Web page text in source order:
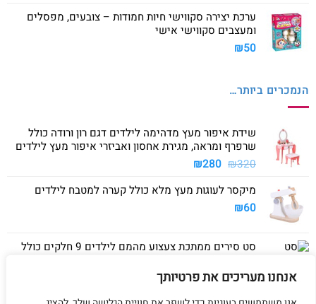
אנחנו מעריכים את פרטיותך
ערכת יצירה סקווישי חיות חמודות – צובעים, מפסלים
ומעצבים סקווישי אישי
₪50
הנמכרים ביותר…
שידת איפור מעץ מדהימה לילדים דגם רון ורודה כולל
שרפרף ומראה, מגירת אחסון ואביזרי איפור מעץ לילדים
₪320
המחיר
היה:
₪280 המחיר
הוא:
מיקסר לעוגות מעץ מלא כולל קערה למטבח לילדים
₪60
סט סירים ממתכת צעצוע מהמם לילדים 9 חלקים כולל
₪40